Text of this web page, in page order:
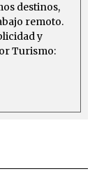
destinos,
remoto.
y
Turismo: